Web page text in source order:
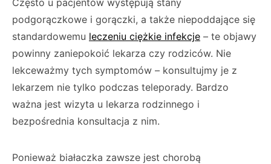
Często u pacjentów występują stany
podgorączkowe i gorączki, a także niepoddające się
standardowemu leczeniu ciężkie infekcje – te objawy
powinny zaniepokoić lekarza czy rodziców. Nie
lekceważmy tych symptomów – konsultujmy je z
lekarzem nie tylko podczas teleporady. Bardzo
ważna jest wizyta u lekarza rodzinnego i
bezpośrednia konsultacja z nim.
Ponieważ białaczka zawsze jest chorobą